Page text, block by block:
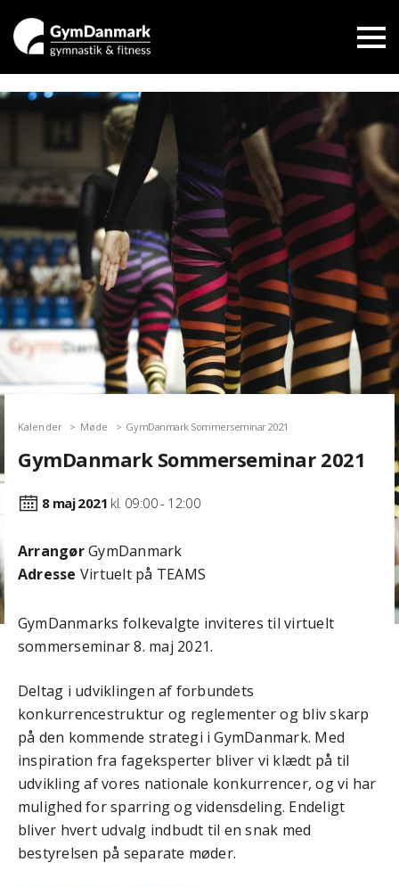
Kalender Møde GymDanmark Sommerseminar 2021
GymDanmark Sommerseminar 2021
8 maj2021 kl. 09:00 - 12:00
ArrangørGymDanmark
Adresse Virtuelt på TEAMS
GymDanmarks folkevalgte inviteres til virtuelt
sommerseminar 8. maj 2021.
Deltag i udviklingen af forbundets
konkurrencestruktur og reglementer og bliv skarp
på den kommende strategi i GymDanmark. Med
inspiration fra fageksperter bliver vi klædt på til
udvikling af vores nationale konkurrencer, og vi har
mulighed for sparring og vidensdeling. Endeligt
bliver hvert udvalg indbudt til en snak med
bestyrelsen på separate møder.